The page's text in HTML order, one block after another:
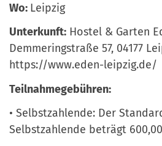
Wo: Leipzig
Unterkunft: Hostel & Garten
Demmeringstraße 57, 04177
https://www.eden-leipzig.de/
Teilnahmegebühren:
• Selbstzahlende: Der
Selbstzahlende beträgt